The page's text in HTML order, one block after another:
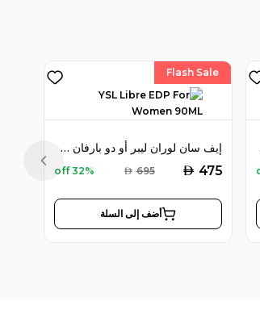
Flash Sale
إيف سان لوران ليبر أو دو بارفان 90 مل للنساء
AED 475
AED 695
32% off
أضف إلى السلة
Previous slide